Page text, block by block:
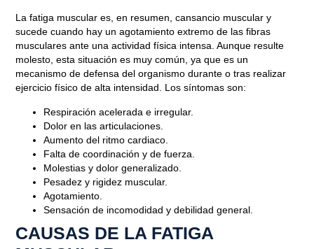
La fatiga muscular es, en resumen, cansancio muscular y
sucede cuando hay un agotamiento extremo de las fibras
musculares ante una actividad física intensa. Aunque resulte
molesto, esta situación es muy común, ya que es un
mecanismo de defensa del organismo durante o tras realizar
ejercicio físico de alta intensidad. Los síntomas son:
Respiración acelerada e irregular.
Dolor en las articulaciones.
Aumento del ritmo cardiaco.
Falta de coordinación y de fuerza.
Molestias y dolor generalizado.
Pesadez y rigidez muscular.
Agotamiento.
Sensación de incomodidad y debilidad general.
CAUSAS DE LA FATIGA